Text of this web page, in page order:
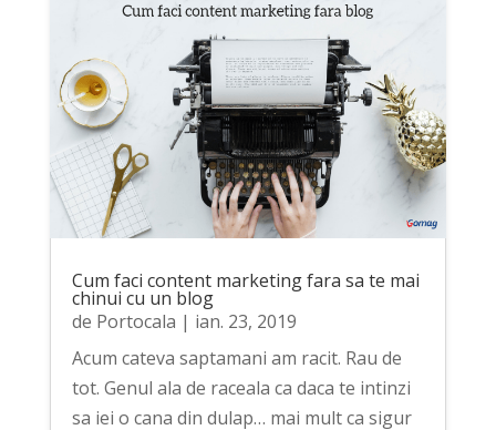
Cum faci content marketing fara sa te mai
chinui cu un blog
de Portocala | ian. 23, 2019
Acum cateva saptamani am racit. Rau de
tot. Genul ala de raceala ca daca te intinzi
sa iei o cana din dulap… mai mult ca sigur